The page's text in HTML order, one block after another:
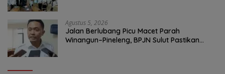
Agustus 5, 2026
Jalan Berlubang Picu Macet Parah
Winangun–Pineleng, BPJN Sulut Pastikan